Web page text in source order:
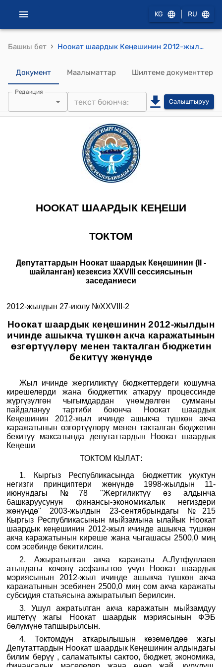
KG RU
Башкы бет › Ноокат шаардык Кеңешинин 2012-жылдын 27-июлундагы №XXVIII-2 "Ноокат шаардык кеңешинин 2012-жылдын ичинде ашыкча түшкөн акча каражатынын өзгөртүүлөрү менен такталган бюджетин бекитүү жөнүндө" токтому
Документ Маалыматтар Шилтеме документтер
Редакция
Салыштыруу